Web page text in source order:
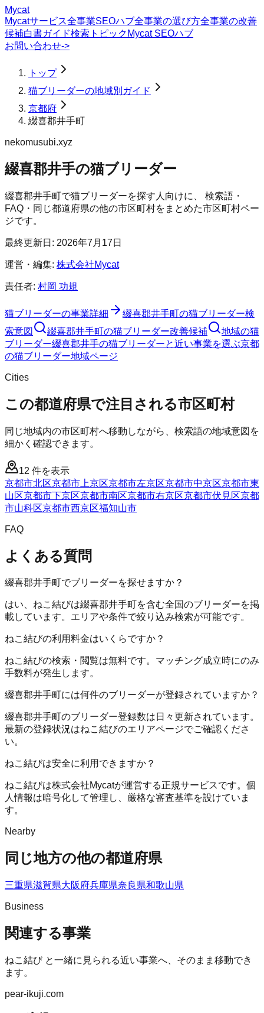
Mycat
Mycatサービス全事業SEOハブ全事業の選び方全事業の改善
候補白書ガイド検索トピック Mycat SEOハブ
お問い合わせ->
トップ
猫ブリーダーの地域別ガイド
京都府
綴喜郡井手町
nekomusubi.xyz
綴喜郡井手の猫ブリーダー
綴喜郡井手町で猫ブリーダーを探す人向けに、 検索語・
FAQ・同じ都道府県の他の市区町村をまとめた市区町村ペー
ジです。
最終更新日: 2026年7月17日
運営・編集: 株式会社Mycat
責任者: 村岡 功規
猫ブリーダーの事業詳細 綴喜郡井手町の猫ブリーダー検
索意図
綴喜郡井手町の猫ブリーダー改善候補
地域の猫
ブリーダー綴喜郡井手の猫ブリーダーと近い事業を選ぶ京都
の猫ブリーダー地域ページ
Cities
この都道府県で注目される市区町村
同じ地域内の市区町村へ移動しながら、検索語の地域意図を
細かく確認できます。
12 件を表示
京都市北区京都市上京区京都市左京区京都市中京区京都市東
山区京都市下京区京都市南区京都市右京区京都市伏見区京都
市山科区京都市西京区福知山市
FAQ
よくある質問
綴喜郡井手町でブリーダーを探せますか？
はい、ねこ結びは綴喜郡井手町を含む全国のブリーダーを掲
載しています。エリアや条件で絞り込み検索が可能です。
ねこ結びの利用料金はいくらですか？
ねこ結びの検索・閲覧は無料です。マッチング成立時にのみ
手数料が発生します。
綴喜郡井手町には何件のブリーダーが登録されていますか？
綴喜郡井手町のブリーダー登録数は日々更新されています。
最新の登録状況はねこ結びのエリアページでご確認くださ
い。
ねこ結びは安全に利用できますか？
ねこ結びは株式会社Mycatが運営する正規サービスです。個
人情報は暗号化して管理し、厳格な審査基準を設けていま
す。
Nearby
同じ地方の他の都道府県
三重県滋賀県大阪府兵庫県奈良県和歌山県
Business
関連する事業
ねこ結びと一緒に見られる近い事業へ、そのまま移動でき
ます。
pear-ikuji.com